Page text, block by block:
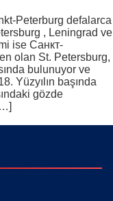
Peterburg defalarca
, Leningrad ve
ise Санкт-
olan St. Petersburg,
bulunuyor ve
Yüzyılın başında
gözde